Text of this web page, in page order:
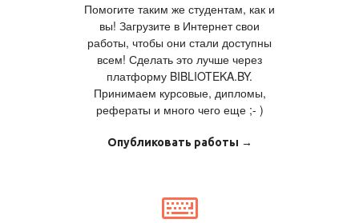
Помогите таким же студентам, как и
вы! Загрузите в Интернет свои
работы, чтобы они стали доступны
всем! Сделать это лучше через
платформу BIBLIOTEKA.BY.
Принимаем курсовые, дипломы,
рефераты и много чего еще ;- )
Опубликовать работы →